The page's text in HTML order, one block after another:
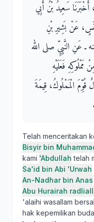
أَخْبَرَنَا سَعِيدُ بْنُ أَبِي
عَنْ بَشِيرِ بْنِ
ـ عَنِ النَّبِيِّ صلى الله
فَعَلَيْهِ
الْمَمْلُوكُ، قِيمَةَ
Telah menceritakan
Bisyir bin
kami 'Abdullah telah
Sa'id bin Abi 'Urwah
An-Nadhar bin Anas
Abu Hurairah
'alaihi wasallam
hak kepemilikan